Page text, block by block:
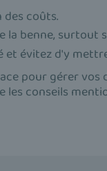
coûts.
benne,
et évitez d'y
pour gérer vos
conseils